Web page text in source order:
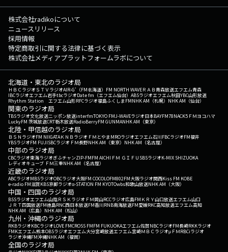
株式会社radikoについて
ニュースリリース
採用情報
特定商取引に関する法律に基づく表示
株式会社メディアプラットフォームラボについて
北海道・東北のラジオ局
ＨＢＣラジオＳＴＶラジオAIR-G'（FM北海道） FM NORTH WAVEＲＡＢ青森放送エフエム青森
IBCラジオエフエム岩手tbcラジオDate fm（エフエム仙台） ABSラジオエフエム秋田YBC山形放送
Rhythm Station エフエム山形RFCラジオ福島ふくしまFMNHK AM（札幌） NHK AM（仙台）
関東のラジオ局
TBSラジオ文化放送ニッポン放送interfmTOKYO FMJ-WAVEラジオ日本BAYFM78NACK5 ＦＭヨコハマ
LuckyFM 茨城放送CRT栃木放送RadioBerryFM GUNMANHK AM（東京）
北陸・甲信越のラジオ局
ＢＳＮラジオFM NIIGATAＫＮＢラジオ ＦＭとやまMROラジオエフエム石川FBCラジオFM福井
YBSラジオFM FUJISBCラジオ ＦＭ長野NHK AM（東京） NHK AM（名古屋）
中部のラジオ局
CBCラジオ東海ラジオぎふチャンZIP-FMFM AICHI ＦＭ ＧＩＦＵ SBSラジオK-MIX SHIZUOKA
レディオキューブ ＦＭ三重NHK AM（名古屋）
近畿のラジオ局
ABCラジオMBSラジオOBCラジオ大阪FM COCOLOFM802FM大阪ラジオ関西Kiss FM KOBE
e-radio FM滋賀KBS京都ラジオα-STATION FM KYOTOwbs和歌山放送NHK AM（大阪）
中国・四国のラジオ局
BSSラジオエフエム山陰ＲＳＫラジオ ＦＭ岡山RCCラジオ広島FM ＫＲＹ山口放送エフエム山口
ＪＲＴ四国放送FM徳島RNC西日本放送FM香川RNB南海放送FM愛媛RKC高知放送エフエム高知
NHK AM（広島） NHK AM（松山）
九州・沖縄のラジオ局
RKBラジオKBCラジオLOVE FMCROSS FMFM FUKUOKAエフエム佐賀NBCラジオFM長崎RKKラジオ
FMKエフエム熊本OBSラジオエフエム大分宮崎放送エフエム宮崎ＭＢＣラジオμＦＭRBCiラジオ
ラジオ沖縄FM沖縄NHK AM（福岡）
全国のラジオ局